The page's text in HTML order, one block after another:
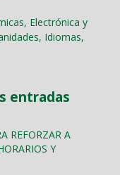
Electrónica y
Idiomas,
entradas
REFORZAR A
Y